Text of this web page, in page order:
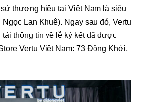
thương hiệu tại Việt Nam là siêu
Ngọc Lan Khuê). Ngay sau đó, Vertu
tải thông tin về lễ ký kết đã được
Vertu Việt Nam: 73 Đồng Khởi,